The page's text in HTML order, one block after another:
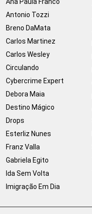
Antonio Tozzi
Breno DaMata
Carlos Martinez
Carlos Wesley
Circulando
Cybercrime Expert
Debora Maia
Destino Mágico
Drops
Esterliz Nunes
Franz Valla
Gabriela Egito
Ida Sem Volta
Imigração Em Dia